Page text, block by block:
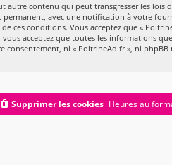
autre contenu qui peut transgresser les lois
permanent, avec une notification à votre
ces conditions. Vous acceptez que «
acceptez que toutes les informations
consentement, ni « PoitrineAd.fr », ni
Heures au
Supprimer les cookies